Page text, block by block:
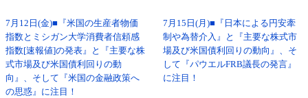
7月12日(金)■『米国の生産者物価
指数とミシガン大学消費者信頼感
指数[速報値]の発表』と『主要な株
式市場及び米国債利回りの動
向』、そして『米国の金融政策へ
の思惑』に注目！
7月15日(月)■『日本による円安牽
制や為替介入』と『主要な株式市
場及び米国債利回りの動向』、そ
して『パウエルFRB議長の発言』
に注目！